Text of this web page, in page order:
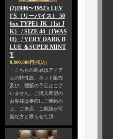
(2)1946〜1952's LEV
I'S（リーバイス） 50
6xx TYPE1 JK（1st J
K） / SIZE 44（1WAS
H） / VERY DARK B
LUE ＆SUPER MINT
Y
8,800,000円(税込)
・こちらの商品はアイテ
ムの特性故、ネット販売
及び、通販の予定はござ
いません。ご購入希望の
お客様は事前にご連絡の
上、ご来店、ご商談が可
能な方と限らせて頂…